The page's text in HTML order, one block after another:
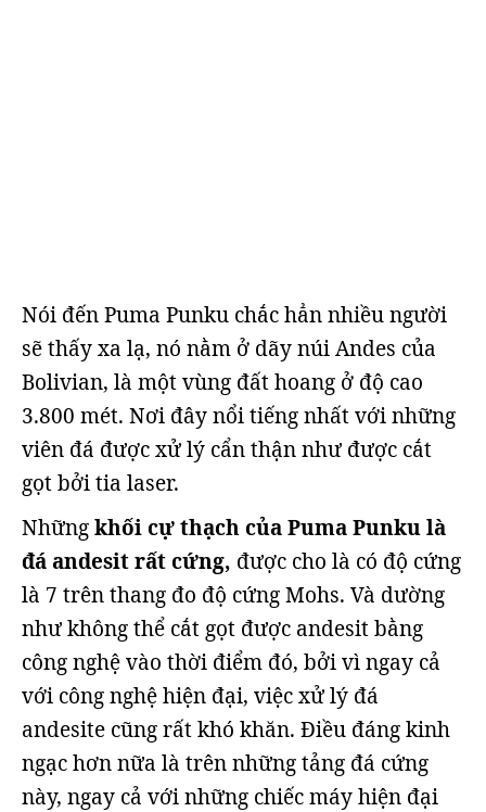
Nói đến Puma Punku chắc hẳn nhiều người
sẽ thấy xa lạ, nó nằm ở dãy núi Andes của
Bolivian, là một vùng đất hoang ở độ cao
3.800 mét. Nơi đây nổi tiếng nhất với những
viên đá được xử lý cẩn thận như được cắt
gọt bởi tia laser.
Nhữngkhối cự thạch của Puma Punku là
đá andesit rất cứng, được cho là có độ cứng
là 7 trên thang đo độ cứng Mohs. Và dường
như không thể cắt gọt được andesit bằng
công nghệ vào thời điểm đó, bởi vì ngay cả
với công nghệ hiện đại, việc xử lý đá
andesite cũng rất khó khăn. Điều đáng kinh
ngạc hơn nữa là trên những tảng đá cứng
này, ngay cả với những chiếc máy hiện đại